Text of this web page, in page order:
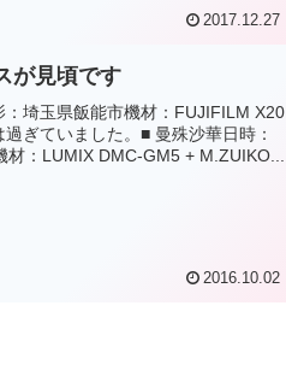
2017.12.27
が見頃です
埼玉県飯能市機材：FUJIFILM X20
ぎていました。■ 曼殊沙華日時：
：LUMIX DMC-GM5 + M.ZUIKO...
2016.10.02